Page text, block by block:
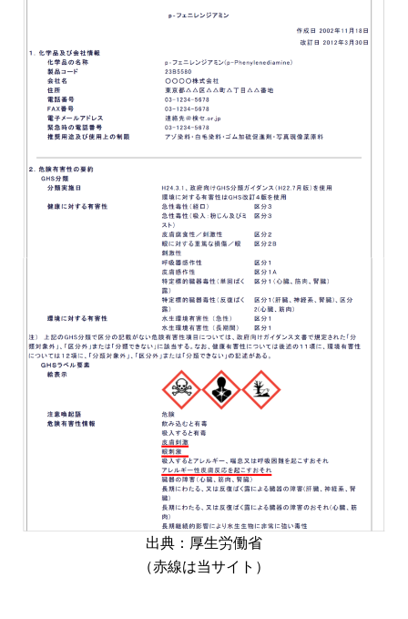
出典：厚生労働省
（赤線は当サイト）